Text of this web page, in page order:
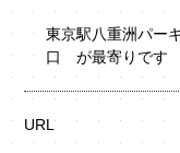
東京駅八重洲パ
口 が最寄りです
URL